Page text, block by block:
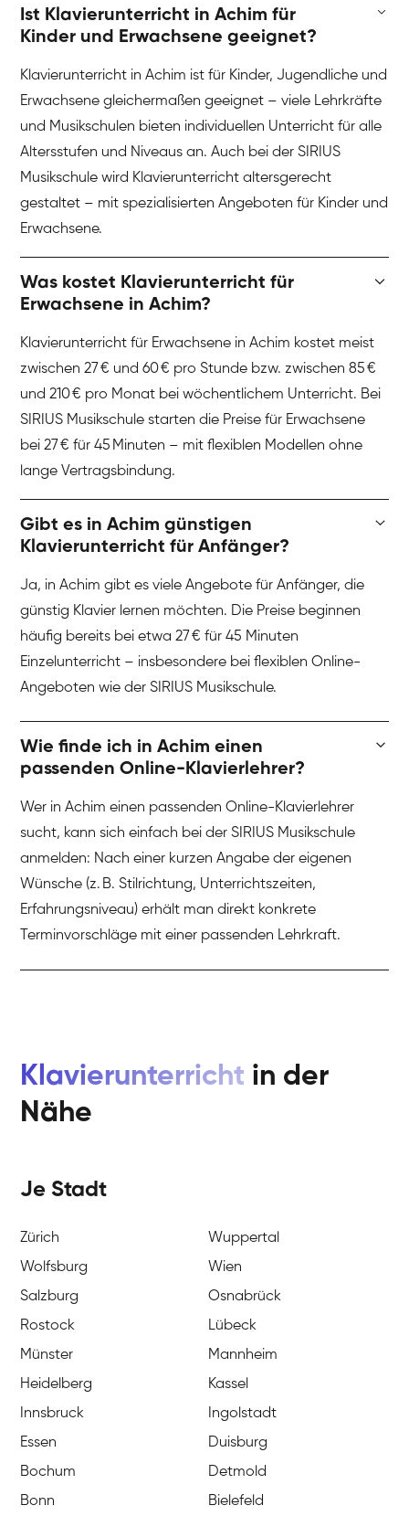
Ist Klavierunterricht in Achim für
Kinder und Erwachsene geeignet?
Klavierunterricht in Achim ist für Kinder, Jugendliche und
Erwachsene gleichermaßen geeignet – viele Lehrkräfte
und Musikschulen bieten individuellen Unterricht für alle
Altersstufen und Niveaus an. Auch bei der SIRIUS
Musikschule wird Klavierunterricht altersgerecht
gestaltet – mit spezialisierten Angeboten für Kinder und
Erwachsene.
Was kostet Klavierunterricht für
Erwachsene in Achim?
Klavierunterricht für Erwachsene in Achim kostet meist
zwischen 27 € und 60 € pro Stunde bzw. zwischen 85 €
und 210 € pro Monat bei wöchentlichem Unterricht. Bei
SIRIUS Musikschule starten die Preise für Erwachsene
bei 27 € für 45 Minuten – mit flexiblen Modellen ohne
lange Vertragsbindung.
Gibt es in Achim günstigen
Klavierunterricht für Anfänger?
Ja, in Achim gibt es viele Angebote für Anfänger, die
günstig Klavier lernen möchten. Die Preise beginnen
häufig bereits bei etwa 27 € für 45 Minuten
Einzelunterricht – insbesondere bei flexiblen Online-
Angeboten wie der SIRIUS Musikschule.
Wie finde ich in Achim einen
passenden Online-Klavierlehrer?
Wer in Achim einen passenden Online-Klavierlehrer
sucht, kann sich einfach bei der SIRIUS Musikschule
anmelden: Nach einer kurzen Angabe der eigenen
Wünsche (z. B. Stilrichtung, Unterrichtszeiten,
Erfahrungsniveau) erhält man direkt konkrete
Terminvorschläge mit einer passenden Lehrkraft.
Klavierunterricht in der
Nähe
Je Stadt
Zürich
Wuppertal
Wolfsburg
Wien
Salzburg
Osnabrück
Rostock
Lübeck
Münster
Mannheim
Heidelberg
Kassel
Innsbruck
Ingolstadt
Essen
Duisburg
Bochum
Detmold
Bonn
Bielefeld